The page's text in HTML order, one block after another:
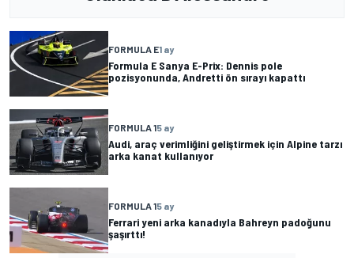
FORMULA E1 ay
Formula E Sanya E-Prix: Dennis pole
pozisyonunda, Andretti ön sırayı kapattı
FORMULA 15 ay
Audi, araç verimliğini geliştirmek için Alpine tarzı
arka kanat kullanıyor
FORMULA 15 ay
Ferrari yeni arka kanadıyla Bahreyn padoğunu
şaşırttı!